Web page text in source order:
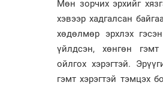
Мөн зорчих эрхийг
хэвээр хадгалсан
хөдөлмөр эрхлэх
үйлдсэн, хөнгөн
ойлгох хэрэгтэй.
гэмт хэрэгтэй тэмцэх